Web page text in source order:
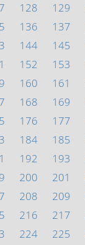
128 129
136 137
144 145
152 153
160 161
168 169
176 177
184 185
192 193
200 201
208 209
216 217
224 225